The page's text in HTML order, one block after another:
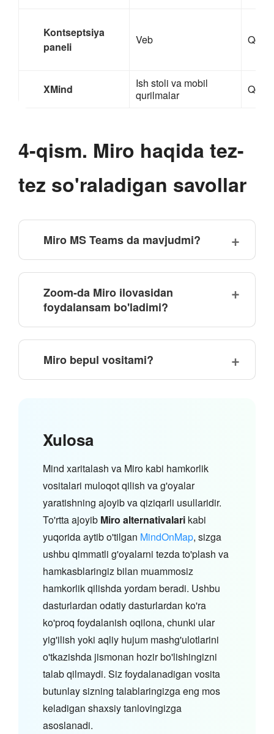
Kontseptsiya
paneli
Veb
XMind
Ish stoli va mobil
qurilmalar
4-qism. Miro haqida tez-
tez so'raladigan savollar
Miro MS Teams da mavjudmi?
Zoom-da Miro ilovasidan
foydalansam bo'ladimi?
Miro bepul vositami?
Xulosa
Mind xaritalash va Miro kabi hamkorlik
vositalari muloqot qilish va g'oyalar
yaratishning ajoyib va qiziqarli usullaridir.
To'rtta ajoyib Miro alternativalari kabi
yuqorida aytib o'tilgan MindOnMap, sizga
ushbu qimmatli g'oyalarni tezda to'plash va
hamkasblaringiz bilan muammosiz
hamkorlik qilishda yordam beradi. Ushbu
dasturlardan odatiy dasturlardan ko'ra
ko'proq foydalanish oqilona, chunki ular
yig'ilish yoki aqliy hujum mashg'ulotlarini
o'tkazishda jismonan hozir bo'lishingizni
talab qilmaydi. Siz foydalanadigan vosita
butunlay sizning talablaringizga eng mos
keladigan shaxsiy tanlovingizga
asoslanadi.